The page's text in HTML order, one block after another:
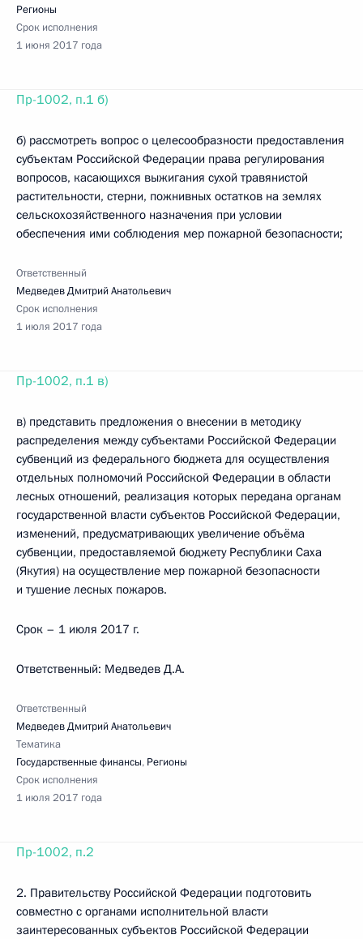
Регионы
Срок исполнения
1 июня 2017 года
Пр-1002, п.1 б)
б) рассмотреть вопрос о целесообразности предоставления
субъектам Российской Федерации права регулирования
вопросов, касающихся выжигания сухой травянистой
растительности, стерни, пожнивных остатков на землях
сельскохозяйственного назначения при условии
обеспечения ими соблюдения мер пожарной безопасности;
Ответственный
Медведев Дмитрий Анатольевич
Срок исполнения
1 июля 2017 года
Пр-1002, п.1 в)
в) представить предложения о внесении в методику
распределения между субъектами Российской Федерации
субвенций из федерального бюджета для осуществления
отдельных полномочий Российской Федерации в области
лесных отношений, реализация которых передана органам
государственной власти субъектов Российской Федерации,
изменений, предусматривающих увеличение объёма
субвенции, предоставляемой бюджету Республики Саха
(Якутия) на осуществление мер пожарной безопасности
и тушение лесных пожаров.
Срок – 1 июля 2017 г.
Ответственный: Медведев Д.A.
Ответственный
Медведев Дмитрий Анатольевич
Тематика
Государственные финансы, Регионы
Срок исполнения
1 июля 2017 года
Пр-1002, п.2
2. Правительству Российской Федерации подготовить
совместно с органами исполнительной власти
заинтересованных субъектов Российской Федерации